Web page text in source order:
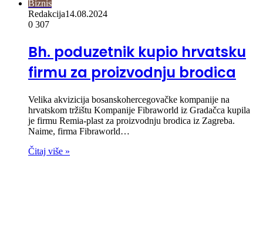
Biznis
Redakcija14.08.2024
0 307
Bh. poduzetnik kupio hrvatsku
firmu za proizvodnju brodica
Velika akvizicija bosanskohercegovačke kompanije na
hrvatskom tržištu Kompanije Fibraworld iz Gradačca kupila
je firmu Remia-plast za proizvodnju brodica iz Zagreba.
Naime, firma Fibraworld…
Čitaj više »